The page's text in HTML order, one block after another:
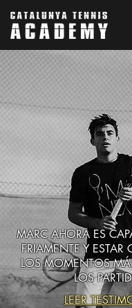
MARC AHORA ES
FRIAMENTE Y
LOS MOMENTOS
LOS
LEER